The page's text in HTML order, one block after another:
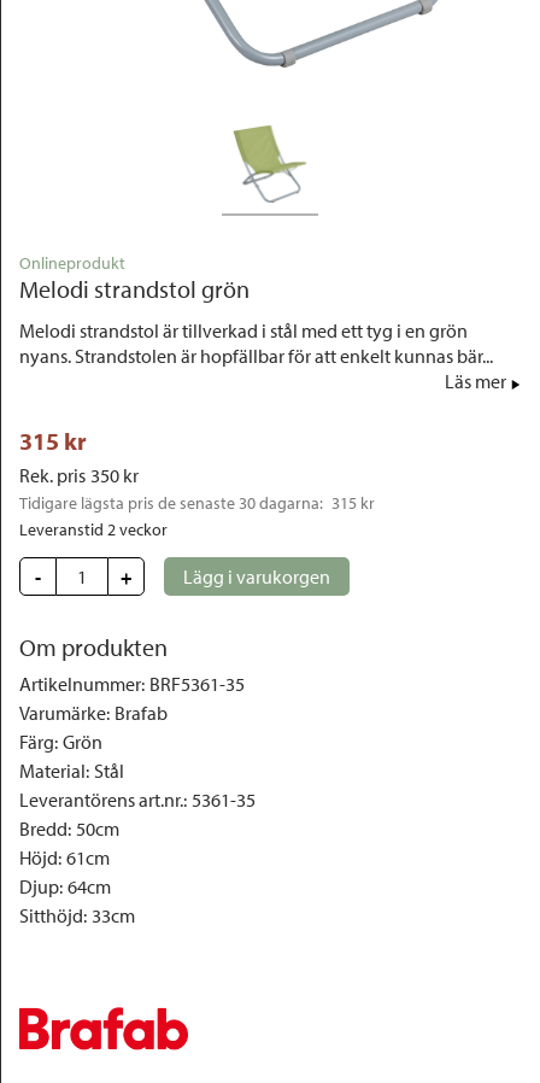
Onlineprodukt
Melodi strandstol grön
Melodi strandstol är tillverkad i stål med ett tyg i en grön
nyans. Strandstolen är hopfällbar för att enkelt kunnas bär...
Läs mer
315 kr
Rek. pris 350 kr
Tidigare lägsta pris de senaste 30 dagarna: 315 kr
Leveranstid 2 veckor
- + Lägg i varukorgen
Om produkten
Artikelnummer: BRF5361-35
Varumärke: Brafab
Färg: Grön
Material: Stål
Leverantörens art.nr.: 5361-35
Bredd: 50cm
Höjd: 61cm
Djup: 64cm
Sitthöjd: 33cm